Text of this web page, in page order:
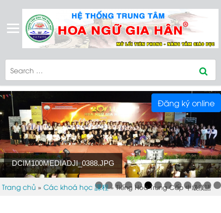
DCIM100MEDIADJI_0388.JPG
Trang chủ »Các khoá học 課程»Tiếng Hoa Trung Cấp 中級漢語
Đăng ký online